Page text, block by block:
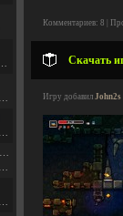
Комментариев: 8 |
Скачать
Игру добавил John2s